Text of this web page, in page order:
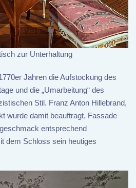
zur Unterhaltung
Jahren die Aufstockung des
und die „Umarbeitung“ des
Stil. Franz Anton Hillebrand,
wurde damit beauftragt, Fassade
entsprechend
dem Schloss sein heutiges